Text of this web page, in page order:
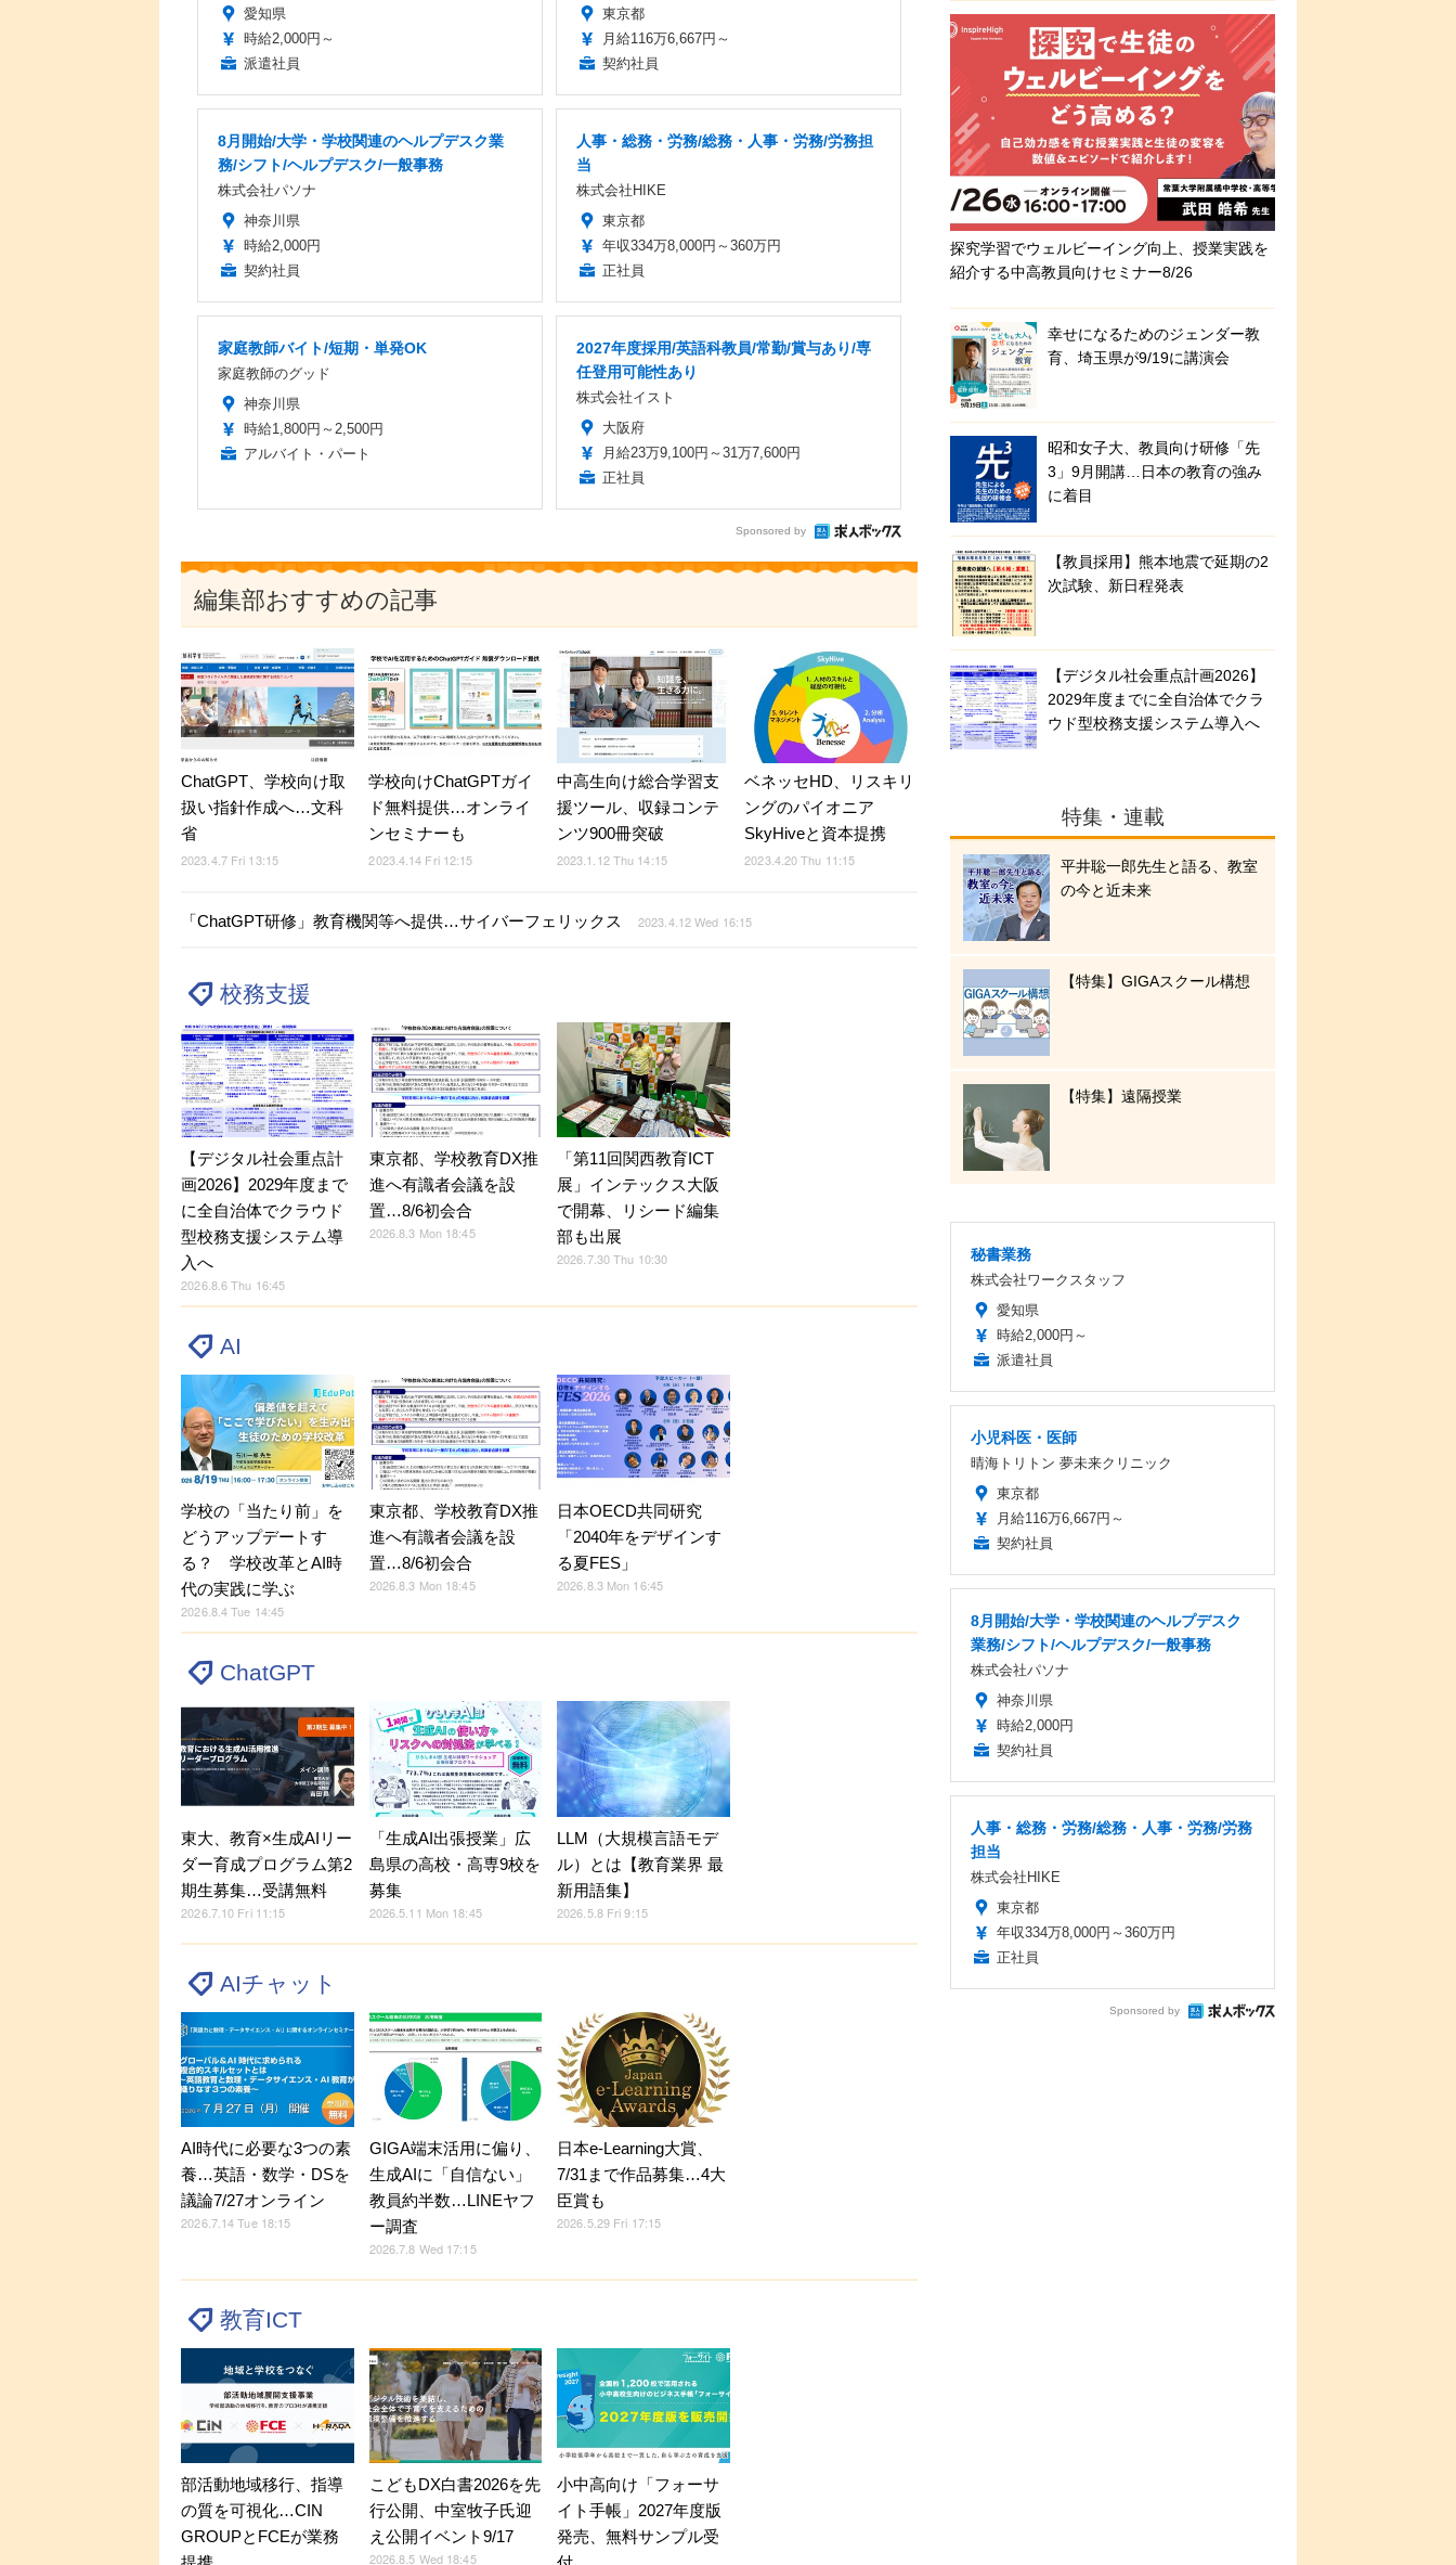
愛知県
時給2,000円～
派遣社員
東京都
月給116万6,667円～
契約社員
8月開始/大学・学校関連のヘルプデスク業
務/シフト/ヘルプデスク/一般事務
株式会社パソナ
神奈川県
時給2,000円
契約社員
人事・総務・労務/総務・人事・労務/労務担
当
株式会社HIKE
東京都
年収334万8,000円～360万円
正社員
家庭教師バイト/短期・単発OK
家庭教師のグッド
神奈川県
時給1,800円～2,500円
アルバイト・パート
2027年度採用/英語科教員/常勤/賞与あり/専
任登用可能性あり
株式会社イスト
大阪府
月給23万9,100円～31万7,600円
正社員
Sponsored by
編集部おすすめの記事
ChatGPT、学校向け取
扱い指針作成へ…文科
省
2023.4.7 Fri 13:15
学校向けChatGPTガイ
ド無料提供…オンライ
ンセミナーも
2023.4.14 Fri 12:15
中高生向け総合学習支
援ツール、収録コンテ
ンツ900冊突破
2023.1.12 Thu 14:15
ベネッセHD、リスキリ
ングのパイオニア
SkyHiveと資本提携
2023.4.20 Thu 11:15
「ChatGPT研修」教育機関等へ提供…サイバーフェリックス 2023.4.12 Wed 16:15
校務支援
【デジタル社会重点計
画2026】2029年度まで
に全自治体でクラウド
型校務支援システム導
入へ
2026.8.6 Thu 16:45
東京都、学校教育DX推
進へ有識者会議を設
置…8/6初会合
2026.8.3 Mon 18:45
「第11回関西教育ICT
展」インテックス大阪
で開幕、リシード編集
部も出展
2026.7.30 Thu 10:30
AI
学校の「当たり前」を
どうアップデートす
る？ 学校改革とAI時
代の実践に学ぶ
2026.8.4 Tue 14:45
東京都、学校教育DX推
進へ有識者会議を設
置…8/6初会合
2026.8.3 Mon 18:45
日本OECD共同研究
「2040年をデザインす
る夏FES」
2026.8.3 Mon 16:45
ChatGPT
東大、教育×生成AIリー
ダー育成プログラム第2
期生募集…受講無料
2026.7.10 Fri 11:15
「生成AI出張授業」広
島県の高校・高専9校を
募集
2026.5.11 Mon 18:45
LLM（大規模言語モデ
ル）とは【教育業界 最
新用語集】
2026.5.8 Fri 9:15
AIチャット
AI時代に必要な3つの素
養…英語・数学・DSを
議論7/27オンライン
2026.7.14 Tue 18:15
GIGA端末活用に偏り、
生成AIに「自信ない」
教員約半数…LINEヤフ
ー調査
2026.7.8 Wed 17:15
日本e-Learning大賞、
7/31まで作品募集…4大
臣賞も
2026.5.29 Fri 17:15
教育ICT
部活動地域移行、指導
の質を可視化…CIN
GROUPとFCEが業務
こどもDX白書2026を先
行公開、中室牧子氏迎
え公開イベント9/17
2026.8.5 Wed 18:45
小中高向け「フォーサ
イト手帳」2027年度版
発売、無料サンプル受
探究学習でウェルビーイング向上、授業実践を
紹介する中高教員向けセミナー8/26
幸せになるためのジェンダー教
育、埼玉県が9/19に講演会
昭和女子大、教員向け研修「先
3」9月開講…日本の教育の強み
に着目
【教員採用】熊本地震で延期の2
次試験、新日程発表
【デジタル社会重点計画2026】
2029年度までに全自治体でクラ
ウド型校務支援システム導入へ
特集・連載
平井聡一郎先生と語る、教室
の今と近未来
【特集】GIGAスクール構想
【特集】遠隔授業
秘書業務
株式会社ワークスタッフ
愛知県
時給2,000円～
派遣社員
小児科医・医師
晴海トリトン 夢未来クリニック
東京都
月給116万6,667円～
契約社員
8月開始/大学・学校関連のヘルプデスク
業務/シフト/ヘルプデスク/一般事務
株式会社パソナ
神奈川県
時給2,000円
契約社員
人事・総務・労務/総務・人事・労務/労務
担当
株式会社HIKE
東京都
年収334万8,000円～360万円
正社員
Sponsored by